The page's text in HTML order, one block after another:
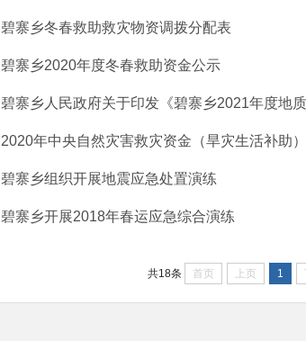
碧寨乡冬春救助救灾物资调拨分配表
碧寨乡2020年度冬春救助资金公示
碧寨乡人民政府关于印发《碧寨乡2021年度地
2020年中央自然灾害救灾资金（旱灾生活补助
碧寨乡组织开展地震应急处置演练
碧寨乡开展2018年春运应急综合演练
共18条 首页 上页 1